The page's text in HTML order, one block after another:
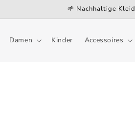
🌱 Nachhaltige
Damen Kinder Accessoires